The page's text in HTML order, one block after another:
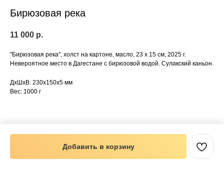
Бирюзовая река
11 000 р.
Добавить в корзину
"Бирюзовая река", холст на картоне, масло, 23 х 15 см, 2025 г.
Невероятное место в Дагестане с бирюзовой водой. Сулакский каньон.
ДxШxВ: 230x150x5 мм
Вес: 1000 г